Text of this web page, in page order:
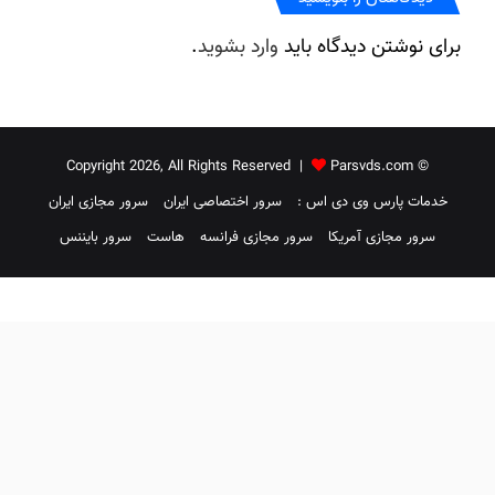
برای نوشتن دیدگاه باید وارد بشوید.
© Copyright 2026, All Rights Reserved |
Parsvds.com
خدمات پارس وی دی اس :
سرور اختصاصی ایران
سرور مجازی ایران
سرور مجازی آمریکا
سرور مجازی فرانسه هاست سرور بایننس